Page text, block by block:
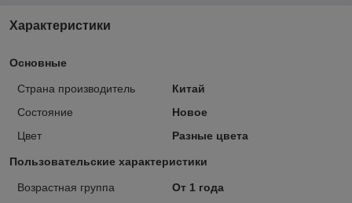
Характеристики
Основные
Страна производитель
Китай
Состояние
Новое
Цвет
Разные цвета
Пользовательские характеристики
Возрастная группа
От 1 года